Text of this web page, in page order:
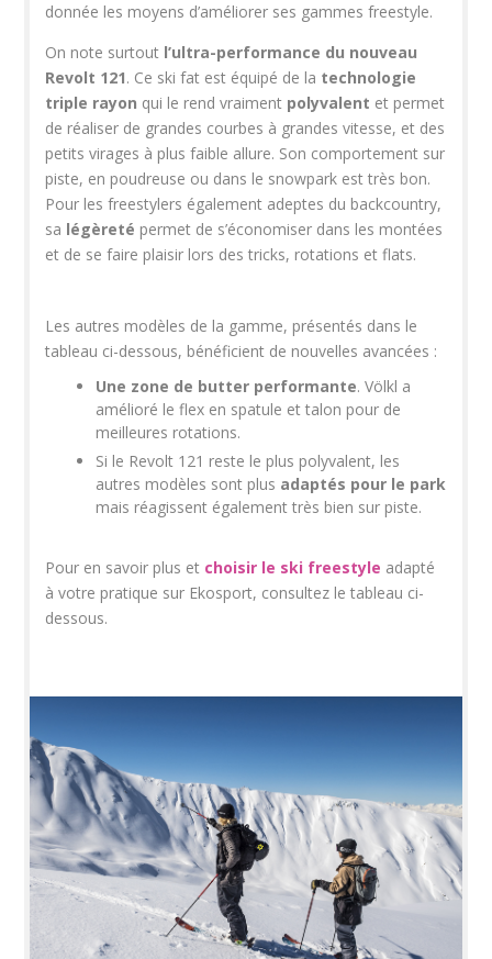
donnée les moyens d’améliorer ses gammes freestyle.
On note surtout l’ultra-performance du nouveau
Revolt 121. Ce ski fat est équipé de la technologie
triple rayon qui le rend vraiment polyvalent et permet
de réaliser de grandes courbes à grandes vitesse, et des
petits virages à plus faible allure. Son comportement sur
piste, en poudreuse ou dans le snowpark est très bon.
Pour les freestylers également adeptes du backcountry,
sa légèreté permet de s’économiser dans les montées
et de se faire plaisir lors des tricks, rotations et flats.
Les autres modèles de la gamme, présentés dans le
tableau ci-dessous, bénéficient de nouvelles avancées :
Une zone de butter performante. Völkl a
amélioré le flex en spatule et talon pour de
meilleures rotations.
Si le Revolt 121 reste le plus polyvalent, les
autres modèles sont plus adaptés pour le park
mais réagissent également très bien sur piste.
Pour en savoir plus et choisir le ski freestyle adapté
à votre pratique sur Ekosport, consultez le tableau ci-
dessous.